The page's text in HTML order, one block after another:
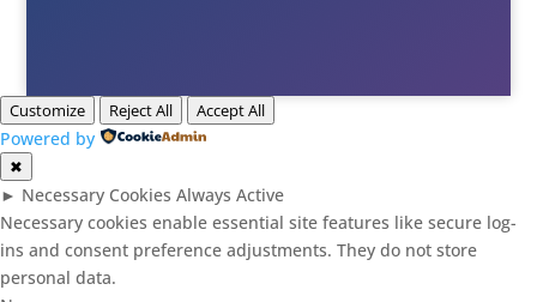
Customize Reject All Accept All
Powered by
✖
► Necessary Cookies Always Active
Necessary cookies enable essential site features like secure log-
ins and consent preference adjustments. They do not store
personal data.